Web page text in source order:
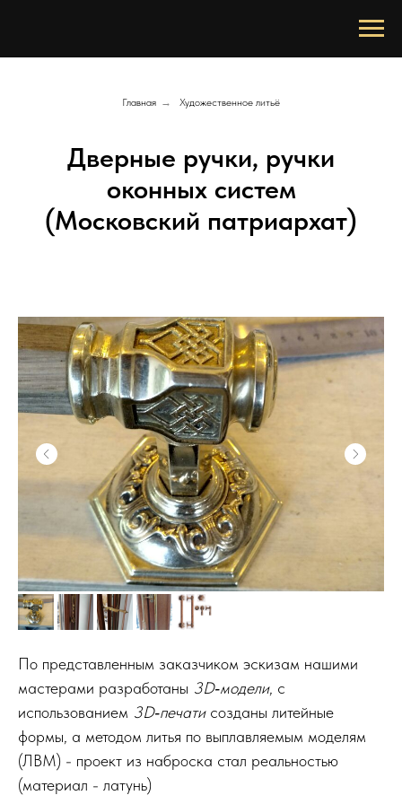
Главная → Художественное литьё
Дверные ручки, ручки
оконных систем
(Московский патриархат)
По представленным заказчиком эскизам нашими
мастерами разработаны 3D‑модели, с
использованием 3D‑печатисозданы литейные
формы, а методом литья по выплавляемым моделям
(ЛВМ) - проект из наброска стал реальностью
(материал - латунь)